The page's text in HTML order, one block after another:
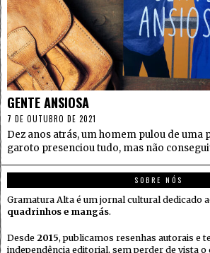
GENTE ANSIOSA
7 DE OUTUBRO DE 2021
Dez anos atrás, um homem pulou de uma
garoto presenciou tudo, mas não
SOBRE NÓS
Gramatura Alta é um jornal cultural dedicado
quadrinhos e mangás.
Desde 2015, publicamos resenhas autorais e
independência editorial, sem perder de vista